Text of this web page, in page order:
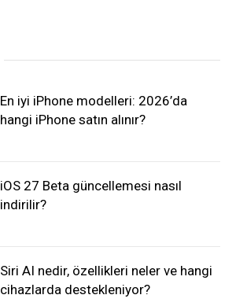
En iyi iPhone modelleri: 2026’da
hangi iPhone satın alınır?
iOS 27 Beta güncellemesi nasıl
indirilir?
Siri AI nedir, özellikleri neler ve hangi
cihazlarda destekleniyor?